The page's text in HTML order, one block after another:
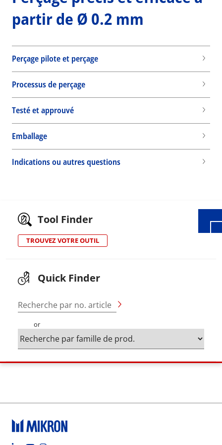
partir de Ø 0.2 mm
Perçage pilote et perçage
Processus de perçage
Testé et approuvé
Emballage
Indications ou autres questions
Tool Finder
TROUVEZ VOTRE OUTIL
Quick Finder
Recherche par no. article
or